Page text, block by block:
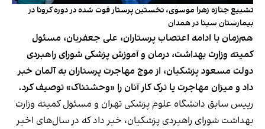
تشییع جنازه زهرا موسوی، نخستین پرستار فوت شده در دوره کرونا در
بیمارستان سینا در همدان
هم‌زمان با ادامه اعتصاب پرستاران، علی جعفریان، مسئول
کمیته وزارت بهداشت، درمان و آموزش پزشکی شورای راهبردی
دولت مسعود پزشکیان، از موج مهاجرت پرستاران به آلمان خبر
داد و میزان مهاجرت یا ترک کار آنان را «وحشتناک» توصیف کرد.
رییس سابق دانشگاه علوم پزشکی تهران و مسئول کمیته وزارت
بهداشت شورای راهبردی پزشکیان، خبر داد که در سال‌های اخیر